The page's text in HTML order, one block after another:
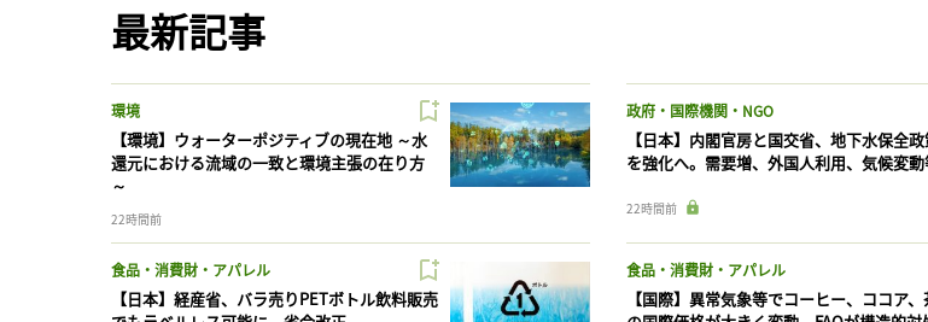
最新記事
環境
【環境】ウォーターポジティブの現在地 ～水
還元における流域の一致と環境主張の在り方
～
22時間前
政府・国際機関・NGO
【日本】内閣官房と国交省、地下水保全
を強化へ。需要増、外国人利用、気候変動
22時間前
食品・消費財・アパレル
【日本】経産省、バラ売りPETボトル飲料販売
食品・消費財・アパレル
【国際】異常気象等でコーヒー、ココア、